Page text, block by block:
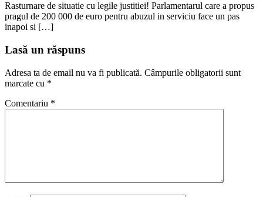
Rasturnare de situatie cu legile justitiei! Parlamentarul care a propus
pragul de 200 000 de euro pentru abuzul in serviciu face un pas
inapoi si […]
Lasă un răspuns
Adresa ta de email nu va fi publicată. Câmpurile obligatorii sunt
marcate cu *
Comentariu *